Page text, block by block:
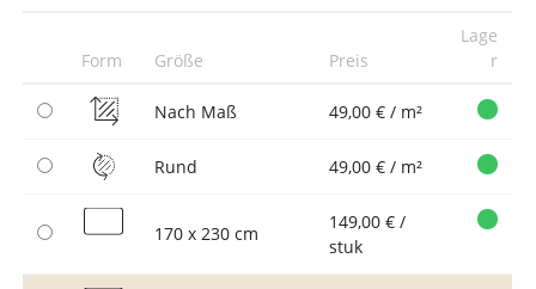
Form Größe Preis
Lage
r
Nach Maß 49,00 € / m²
Rund 49,00 € / m²
170 x 230 cm
149,00 € /
stuk